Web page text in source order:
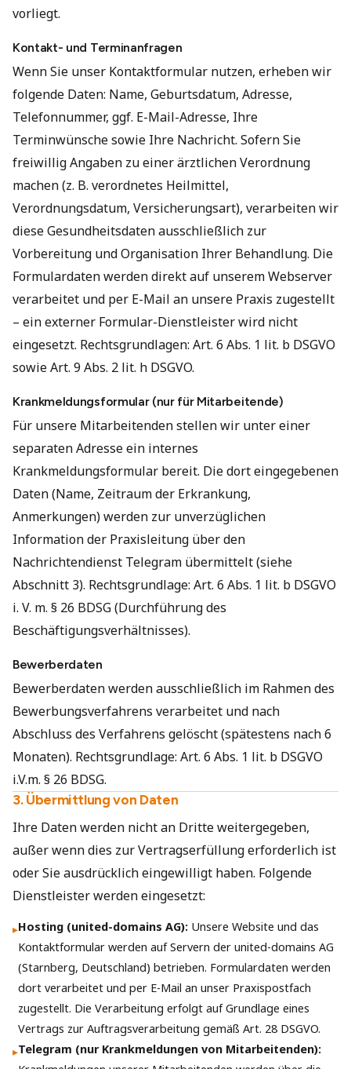
vorliegt.
Kontakt- und Terminanfragen
Wenn Sie unser Kontaktformular nutzen, erheben wir
folgende Daten: Name, Geburtsdatum, Adresse,
Telefonnummer, ggf. E-Mail-Adresse, Ihre
Terminwünsche sowie Ihre Nachricht. Sofern Sie
freiwillig Angaben zu einer ärztlichen Verordnung
machen (z. B. verordnetes Heilmittel,
Verordnungsdatum, Versicherungsart), verarbeiten wir
diese Gesundheitsdaten ausschließlich zur
Vorbereitung und Organisation Ihrer Behandlung. Die
Formulardaten werden direkt auf unserem Webserver
verarbeitet und per E-Mail an unsere Praxis zugestellt
– ein externer Formular-Dienstleister wird nicht
eingesetzt. Rechtsgrundlagen: Art. 6 Abs. 1 lit. b DSGVO
sowie Art. 9 Abs. 2 lit. h DSGVO.
Krankmeldungsformular (nur für Mitarbeitende)
Für unsere Mitarbeitenden stellen wir unter einer
separaten Adresse ein internes
Krankmeldungsformular bereit. Die dort eingegebenen
Daten (Name, Zeitraum der Erkrankung,
Anmerkungen) werden zur unverzüglichen
Information der Praxisleitung über den
Nachrichtendienst Telegram übermittelt (siehe
Abschnitt 3). Rechtsgrundlage: Art. 6 Abs. 1 lit. b DSGVO
i. V. m. § 26 BDSG (Durchführung des
Beschäftigungsverhältnisses).
Bewerberdaten
Bewerberdaten werden ausschließlich im Rahmen des
Bewerbungsverfahrens verarbeitet und nach
Abschluss des Verfahrens gelöscht (spätestens nach 6
Monaten). Rechtsgrundlage: Art. 6 Abs. 1 lit. b DSGVO
i.V.m. § 26 BDSG.
3. Übermittlung von Daten
Ihre Daten werden nicht an Dritte weitergegeben,
außer wenn dies zur Vertragserfüllung erforderlich ist
oder Sie ausdrücklich eingewilligt haben. Folgende
Dienstleister werden eingesetzt:
▸Hosting (united-domains AG): Unsere Website und das
Kontaktformular werden auf Servern der united-domains AG
(Starnberg, Deutschland) betrieben. Formulardaten werden
dort verarbeitet und per E-Mail an unser Praxispostfach
zugestellt. Die Verarbeitung erfolgt auf Grundlage eines
Vertrags zur Auftragsverarbeitung gemäß Art. 28 DSGVO.
▸Telegram (nur Krankmeldungen von Mitarbeitenden):